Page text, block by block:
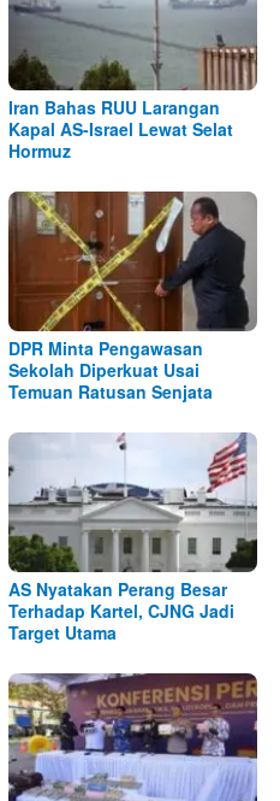
Iran Bahas RUU Larangan
Kapal AS-Israel Lewat Selat
Hormuz
DPR Minta Pengawasan
Sekolah Diperkuat Usai
Temuan Ratusan Senjata
AS Nyatakan Perang Besar
Terhadap Kartel, CJNG Jadi
Target Utama